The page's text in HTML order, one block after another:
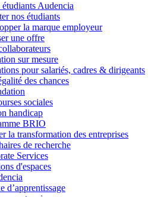
étudiants Audencia
nos étudiants
la marque employeur
une offre
sur mesure
pour salariés, cadres & dirigeants
des chances
sociales
handicap
BRIO
la transformation des entreprises
de recherche
Services
d'espaces
d’apprentissage